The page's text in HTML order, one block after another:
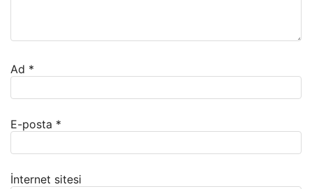
Ad *
E-posta *
İnternet sitesi